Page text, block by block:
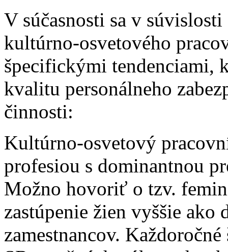
V súčasnosti sa v
kultúrno-osvetového
špecifickými tendenciami,
kvalitu personálneho
činnosti:
Kultúrno-osvetový
profesiou s dominantnou
Možno hovoriť o tzv.
zastúpenie žien vyššie
zamestnancov.